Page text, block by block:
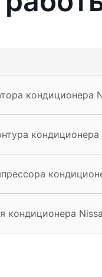
кондиционера
кондиционера
кондиционера